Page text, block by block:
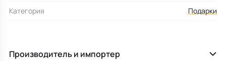
Категория
Подарки
Производитель и импортер